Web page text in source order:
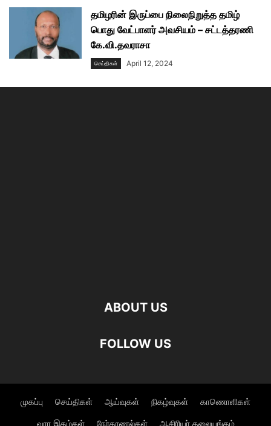
தமிழரின் இருப்பை நிலைநிறுத்த தமிழ்
பொது வேட்பாளர் அவசியம் – சட்டத்தரணி
கே.வி.தவராசா
செய்திகள் April 12, 2024
ABOUT US
FOLLOW US
முகப்பு செய்திகள் ஆய்வுகள் நிகழ்வுகள் காணொளிகள்
வார இதழ்கள் நேர்காணல்கள் ஆசிரியர் தலையங்கம்